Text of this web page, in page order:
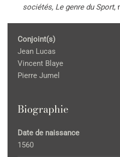
sociétés, Le genre du Sport,
Conjoint(s)
Jean Lucas
Vincent Blaye
Pierre Jumel
Biographie
Date de naissance
1560